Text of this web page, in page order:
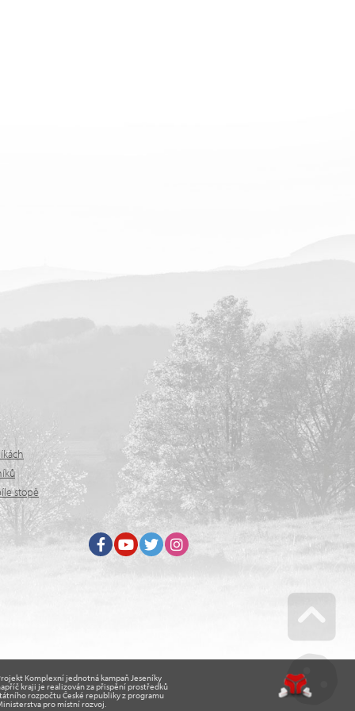
stopě
FacebookYoutubeTwitter Instagram
Komplexní jednotná kampaň Jeseníky
kraji je realizován za přispění prostředků
rozpočtu České republiky z programu
pro místní rozvoj.
Go